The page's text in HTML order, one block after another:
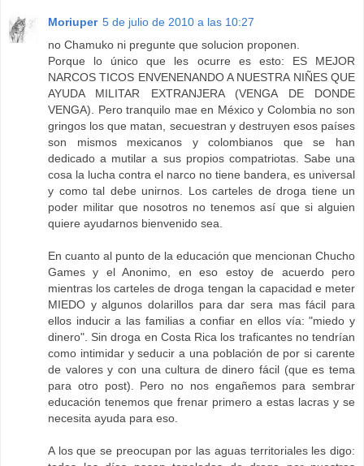
Moriuper 5 de julio de 2010 a las 10:27
no Chamuko ni pregunte que solucion proponen.
Porque lo único que les ocurre es esto: ES MEJOR
NARCOS TICOS ENVENENANDO A NUESTRA NIÑES QUE
AYUDA MILITAR EXTRANJERA (VENGA DE DONDE
VENGA). Pero tranquilo mae en México y Colombia no son
gringos los que matan, secuestran y destruyen esos países
son mismos mexicanos y colombianos que se han
dedicado a mutilar a sus propios compatriotas. Sabe una
cosa la lucha contra el narco no tiene bandera, es universal
y como tal debe unirnos. Los carteles de droga tiene un
poder militar que nosotros no tenemos así que si alguien
quiere ayudarnos bienvenido sea.
En cuanto al punto de la educación que mencionan Chucho
Games y el Anonimo, en eso estoy de acuerdo pero
mientras los carteles de droga tengan la capacidad e meter
MIEDO y algunos dolarillos para dar sera mas fácil para
ellos inducir a las familias a confiar en ellos vía: "miedo y
dinero". Sin droga en Costa Rica los traficantes no tendrían
como intimidar y seducir a una población de por si carente
de valores y con una cultura de dinero fácil (que es tema
para otro post). Pero no nos engañemos para sembrar
educación tenemos que frenar primero a estas lacras y se
necesita ayuda para eso.
A los que se preocupan por las aguas territoriales les digo: